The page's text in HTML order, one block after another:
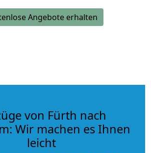
Angebote erhalten
von Fürth nach
Wir machen es Ihnen
leicht